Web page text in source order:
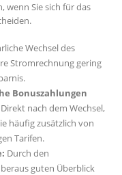
wenn Sie sich für das
Wechsel des
Stromrechnung gering
Bonuszahlungen
Direkt nach dem Wechsel,
häufig zusätzlich von
Tarifen.
Durch den
guten Überblick